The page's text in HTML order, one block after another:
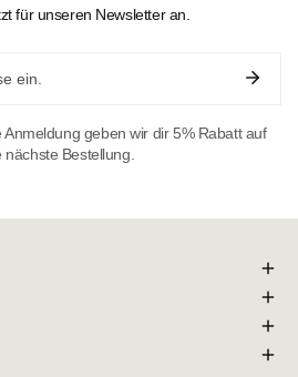
für unseren Newsletter an.
geben wir dir 5% Rabatt auf
nächste Bestellung.